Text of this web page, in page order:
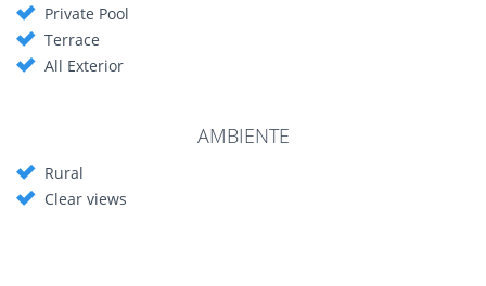
Private Pool
Terrace
All Exterior
AMBIENTE
Rural
Clear views